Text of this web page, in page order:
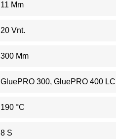
11 Mm
20 Vnt.
300 Mm
GluePRO 300, GluePRO 400
190 °C
8 S